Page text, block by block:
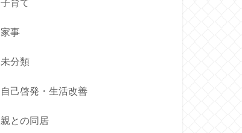
子育て
家事
未分類
自己啓発・生活改善
親との同居